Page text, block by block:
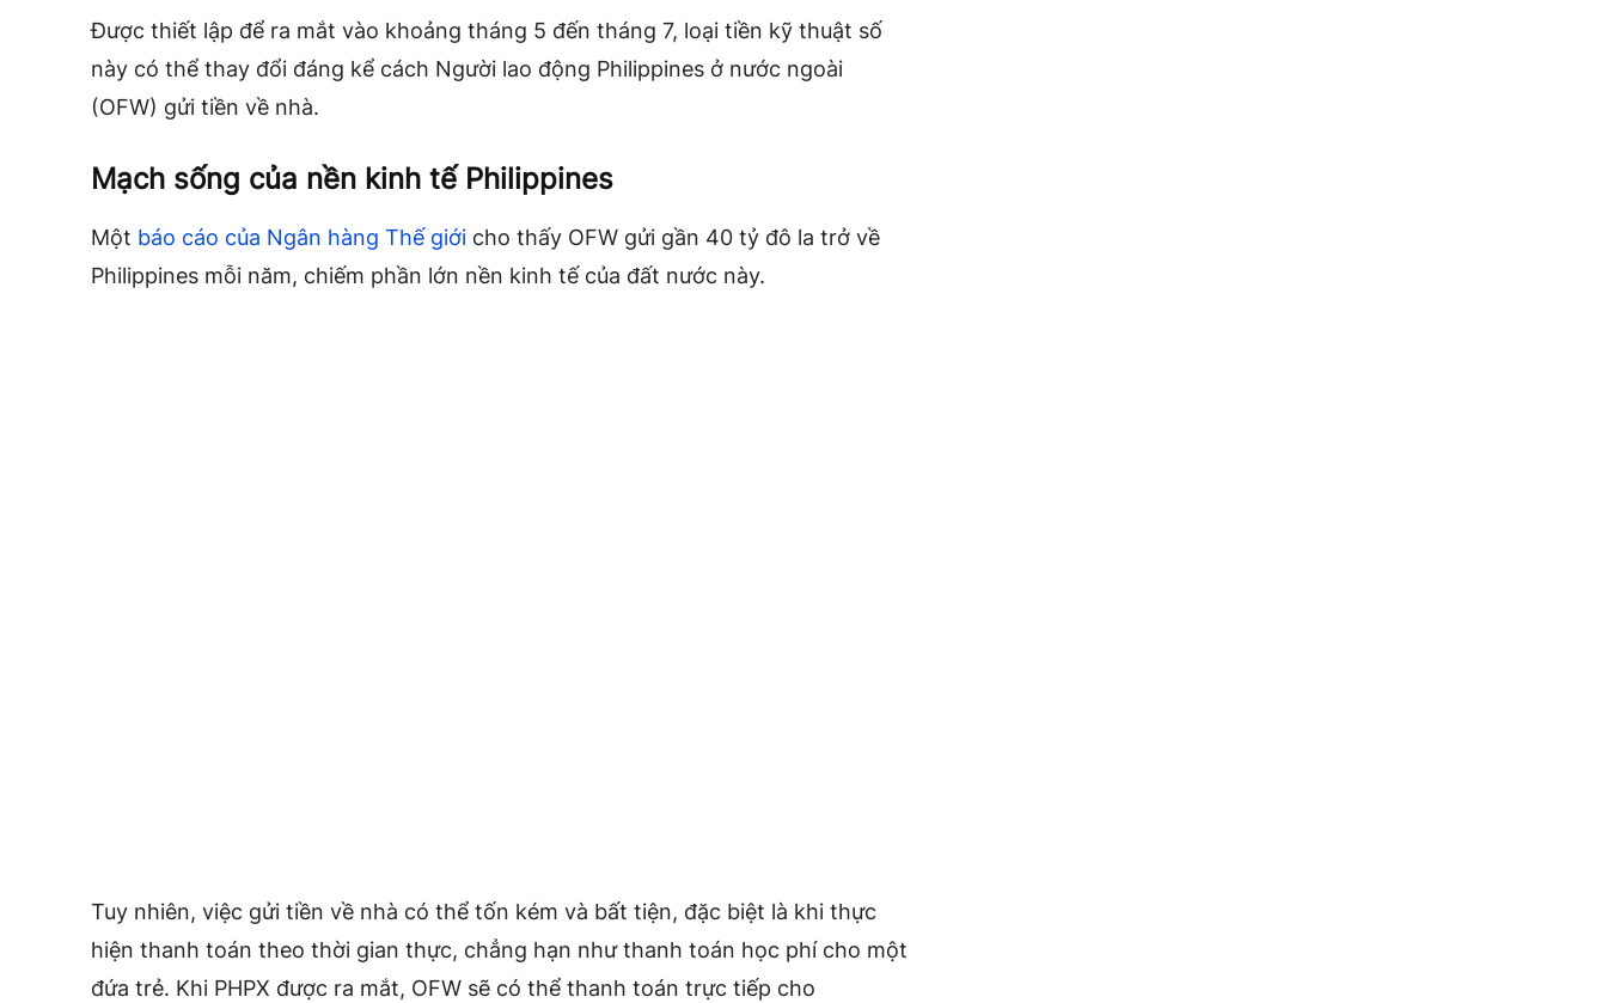
Được thiết lập để ra mắt vào khoảng tháng 5 đến tháng 7, loại tiền kỹ thuật số
này có thể thay đổi đáng kể cách Người lao động Philippines ở nước ngoài
(OFW) gửi tiền về nhà.
Mạch sống của nền kinh tế Philippines
Một báo cáo của Ngân hàng Thế giới cho thấy OFW gửi gần 40 tỷ đô la trở về
Philippines mỗi năm, chiếm phần lớn nền kinh tế của đất nước này.
Tuy nhiên, việc gửi tiền về nhà có thể tốn kém và bất tiện, đặc biệt là khi thực
hiện thanh toán theo thời gian thực, chẳng hạn như thanh toán học phí cho một
đứa trẻ. Khi PHPX được ra mắt, OFW sẽ có thể thanh toán trực tiếp cho